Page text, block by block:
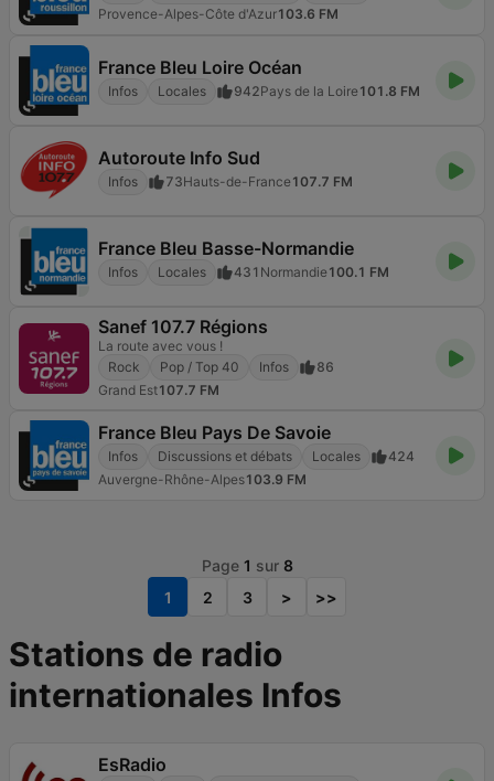
Provence-Alpes-Côte d'Azur103.6 FM
France Bleu Loire Océan
Infos Locales 942Pays de la Loire101.8 FM
Autoroute Info Sud
Infos 73Hauts-de-France107.7 FM
France Bleu Basse-Normandie
Infos Locales 431 Normandie100.1 FM
Sanef 107.7 Régions
La route avec vous !
Rock
Pop / Top 40 Infos
86
Grand Est107.7 FM
France Bleu Pays De Savoie
Infos Discussions et débats Locales
424
Auvergne-Rhône-Alpes103.9 FM
Page 1 sur 8
1
2 3 > >>
Stations de radio
internationales Infos
EsRadio